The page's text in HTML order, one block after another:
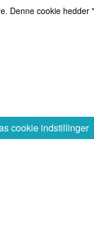
Denne cookie hedder
cookie indstillinger